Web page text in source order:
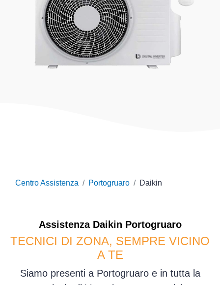
Centro Assistenza Portogruaro Daikin
Assistenza Daikin Portogruaro
TECNICI DI ZONA, SEMPRE VICINO
A TE
Siamo presenti a Portogruaro e in tutta la